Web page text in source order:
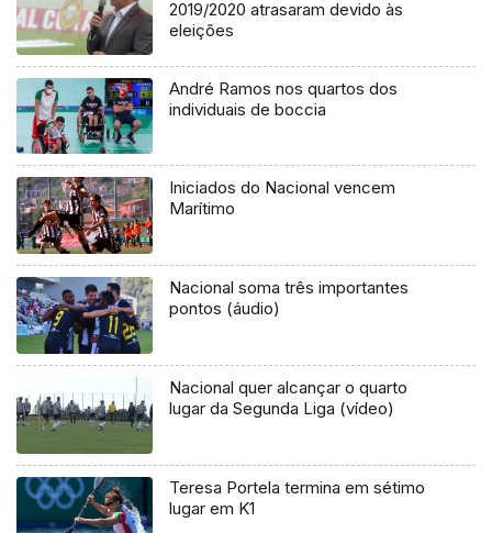
2019/2020 atrasaram devido às
eleições
André Ramos nos quartos dos
individuais de boccia
Iniciados do Nacional vencem
Marítimo
Nacional soma três importantes
pontos (áudio)
Nacional quer alcançar o quarto
lugar da Segunda Liga (vídeo)
Teresa Portela termina em sétimo
lugar em K1